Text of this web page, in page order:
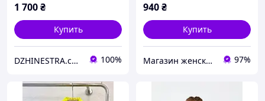
1 700₴
Купить
DZHINESTRA.com.ua Интернет-магазин 100%
940₴
Купить
Магазин женской одежды Laconita 97%